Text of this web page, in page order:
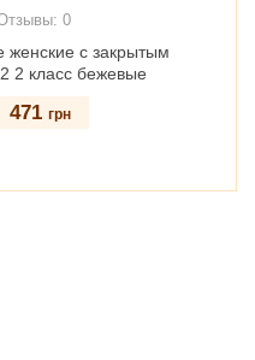
0
с закрытым
2 класс бежевые
471 грн